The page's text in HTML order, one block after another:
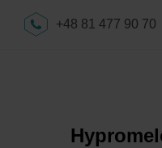
+48 81 477 90 70